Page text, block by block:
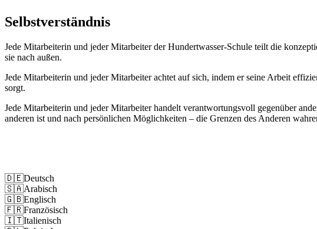
Selbst­ver­ständ­nis
Jede Mitarbeiterin und jeder Mitarbeiter der Hundertwasser-Schule teilt die
sie nach außen.
Jede Mitarbeiterin und jeder Mitarbeiter achtet auf sich, indem er seine Arbeit
sorgt.
Jede Mitarbeiterin und jeder Mitarbeiter handelt verantwortungsvoll gegenüber
anderen ist und nach persönlichen Möglichkeiten – die Grenzen des Anderen
🇩🇪Deutsch
🇸🇦Arabisch
🇬🇧Englisch
🇫🇷Französisch
🇮🇹Italienisch